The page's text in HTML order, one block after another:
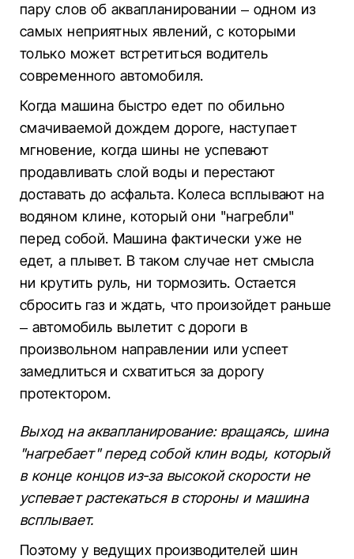
пару слов об аквапланировании – одном из
самых неприятных явлений, с которыми
только может встретиться водитель
современного автомобиля.
Когда машина быстро едет по обильно
смачиваемой дождем дороге, наступает
мгновение, когда шины не успевают
продавливать слой воды и перестают
доставать до асфальта. Колеса всплывают на
водяном клине, который они "нагребли"
перед собой. Машина фактически уже не
едет, а плывет. В таком случае нет смысла
ни крутить руль, ни тормозить. Остается
сбросить газ и ждать, что произойдет раньше
– автомобиль вылетит с дороги в
произвольном направлении или успеет
замедлиться и схватиться за дорогу
протектором.
Выход на аквапланирование: вращаясь, шина
"нагребает" перед собой клин воды, который
в конце концов из-за высокой скорости не
успевает растекаться в стороны и машина
всплывает.
Поэтому у ведущих производителей шин